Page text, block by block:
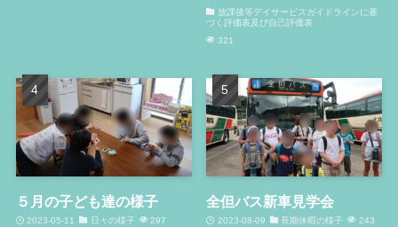
放課後等デイサービスガイドラインに基
づく評価表及び自己評価表
321
５月の子ども達の様子
2023-05-11 日々の様子 297
全但バス新車見学会
2023-08-09 長期休暇の様子 243